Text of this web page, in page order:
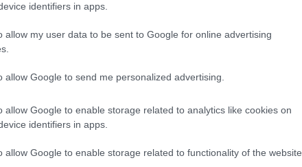
identifiers in apps.
allow my user data to be sent to Google for online advertising
allow Google to send me personalized advertising.
allow Google to enable storage related to analytics like cookies on
identifiers in apps.
allow Google to enable storage related to functionality of the website
per i colloqui
proteggere i lavoratori delle
piattaforme